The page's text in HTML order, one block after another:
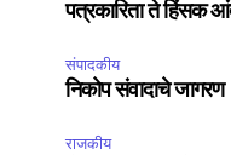
पत्रकारिता ते हिंसक
संपादकीय
निकोप संवादाचे जागरण
राजकीय